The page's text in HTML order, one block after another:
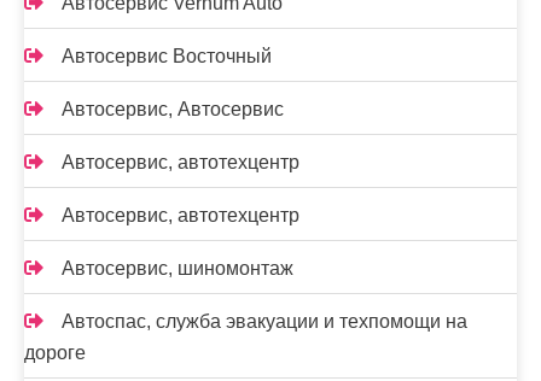
Автосервис Восточный
Автосервис, Автосервис
Автосервис, автотехцентр
Автосервис, автотехцентр
Автосервис, шиномонтаж
Автоспас, служба эвакуации и техпомощи на
дороге